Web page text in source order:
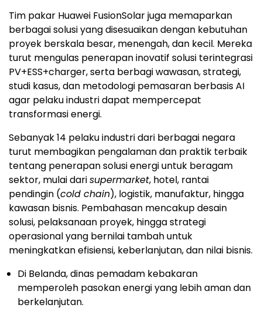
Tim pakar Huawei FusionSolar juga memaparkan
berbagai solusi yang disesuaikan dengan kebutuhan
proyek berskala besar, menengah, dan kecil. Mereka
turut mengulas penerapan inovatif solusi terintegrasi
PV+ESS+charger, serta berbagi wawasan, strategi,
studi kasus, dan metodologi pemasaran berbasis AI
agar pelaku industri dapat mempercepat
transformasi energi.
Sebanyak 14 pelaku industri dari berbagai negara
turut membagikan pengalaman dan praktik terbaik
tentang penerapan solusi energi untuk beragam
sektor, mulai darisupermarket, hotel, rantai
pendingin (cold chain), logistik, manufaktur, hingga
kawasan bisnis. Pembahasan mencakup desain
solusi, pelaksanaan proyek, hingga strategi
operasional yang bernilai tambah untuk
meningkatkan efisiensi, keberlanjutan, dan nilai bisnis.
Di Belanda, dinas pemadam kebakaran
memperoleh pasokan energi yang lebih aman dan
berkelanjutan.